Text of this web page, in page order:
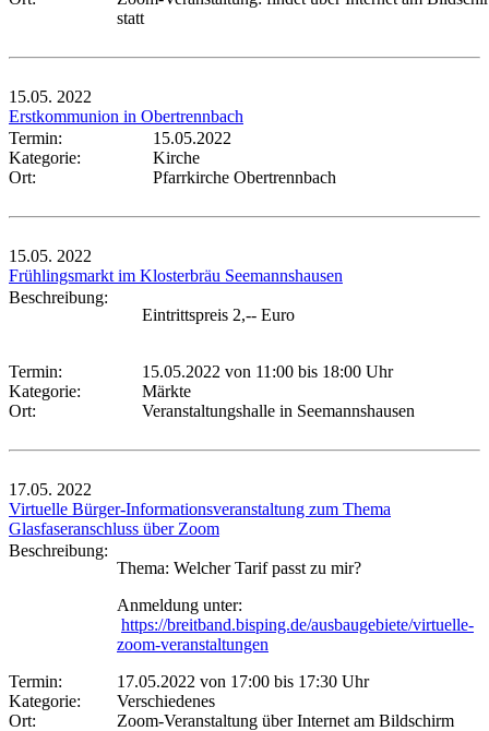
statt
15.05. 2022
Erstkommunion in Obertrennbach
Termin:
15.05.2022
Kategorie:
Kirche
Ort:
Pfarrkirche Obertrennbach
15.05. 2022
Frühlingsmarkt im Klosterbräu Seemannshausen
Beschreibung:
Eintrittspreis 2,-- Euro
Termin: 15.05.2022 von 11:00 bis 18:00 Uhr
Kategorie:
Märkte
Ort:
Veranstaltungshalle in Seemannshausen
17.05. 2022
Virtuelle Bürger-Informationsveranstaltung zum Thema
Glasfaseranschluss über Zoom
Beschreibung:
Thema: Welcher Tarif passt zu mir?
Anmeldung unter:
https://breitband.bisping.de/ausbaugebiete/virtuelle-
zoom-veranstaltungen
Termin:
17.05.2022 von 17:00 bis 17:30 Uhr
Kategorie:
Verschiedenes
Ort:
Zoom-Veranstaltung über Internet am Bildschirm